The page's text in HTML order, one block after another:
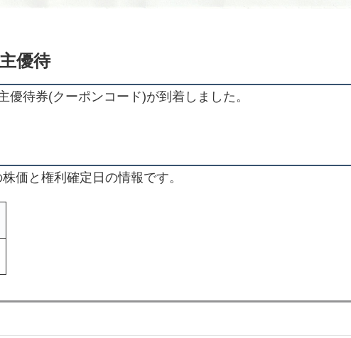
優待
優待券(クーポンコード)が到着しました。
価と権利確定日の情報です。